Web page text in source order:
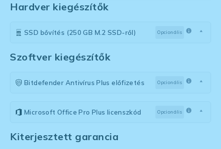
Hardver kiegészítők
SSD bővítés (250 GB M.2 SSD-ről) Opcionális
Szoftver kiegészítők
Bitdefender Antivírus Plus előfizetés Opcionális
Microsoft Office Pro Plus licenszkód Opcionális
Kiterjesztett garancia